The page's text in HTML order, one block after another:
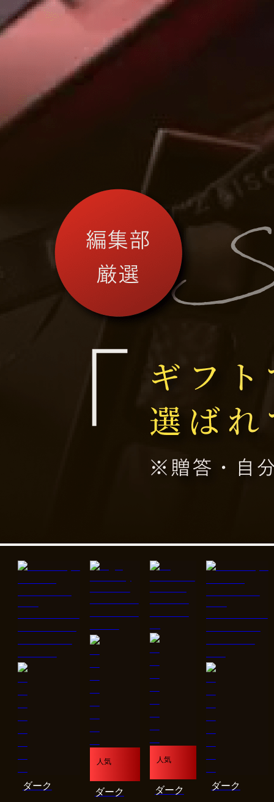
ダーク
人気
ダーク
人気
ダーク ダーク